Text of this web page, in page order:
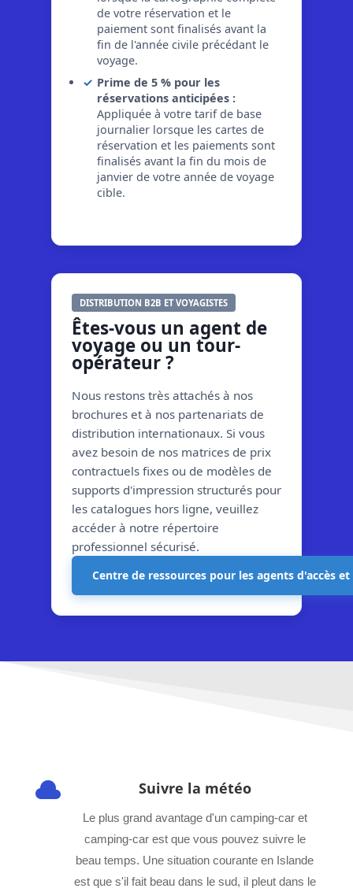
de votre réservation et le
paiement sont finalisés avant la
fin de l'année civile précédant le
voyage.
Prime de 5 % pour les
réservations anticipées :
Appliquée à votre tarif de base
journalier lorsque les cartes de
réservation et les paiements sont
finalisés avant la fin du mois de
janvier de votre année de voyage
cible.
DISTRIBUTION B2B ET VOYAGISTES
Êtes-vous un agent de
voyage ou un tour-
opérateur ?
Nous restons très attachés à nos
brochures et à nos partenariats de
distribution internationaux. Si vous
avez besoin de nos matrices de prix
contractuels fixes ou de modèles de
supports d'impression structurés pour
les catalogues hors ligne, veuillez
accéder à notre répertoire
professionnel sécurisé.
Centre de ressources pour les agents d'accès
 Suivre la météo
Le plus grand avantage d'un camping-car et
camping-car est que vous pouvez suivre le
beau temps. Une situation courante en Islande
est que s'il fait beau dans le sud, il pleut dans le